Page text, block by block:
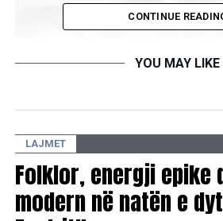
Shumë mistere rrethojnë biografinë e
kanë hasur në probleme të shumta
CONTINUE
YOU MAY LIKE
LAJMET
Folklor, energji epike
modern në natën e